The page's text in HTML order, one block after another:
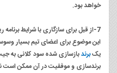
خواهد بود.
7-از قبل برای سازگاری با شرایط برنامه ریزی نکنید.
این موضوع برای اعضای تیم بسیار
یکبرندبازسازی شده سود کلانی به
برندسازی و موفقیت در آن ممکن است